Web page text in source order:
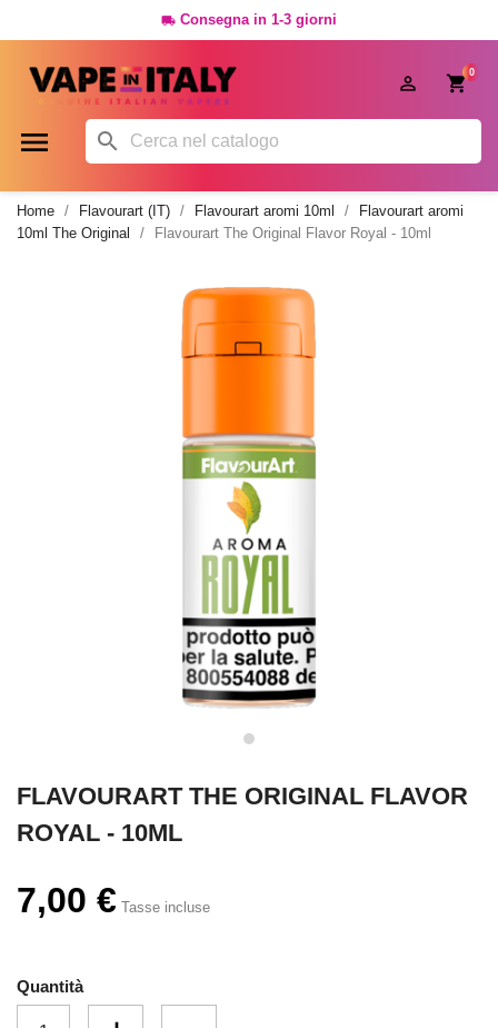
 Consegna in 1-3 giorni
0

 
Home Flavourart (IT) Flavourart aromi 10ml
Flavourart aromi
10ml The Original
Flavourart The Original Flavor Royal - 10ml
FLAVOURART THE ORIGINAL FLAVOR
ROYAL - 10ML
7,00 € Tasse incluse
Quantità